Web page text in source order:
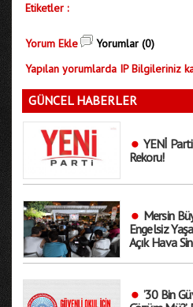
Etiketler :
Yorum Ekle
Yorumlar (0)
Yapılan yorumlarda IP Bilgileriniz
GÜNCEL HABERLER
YENİ
Rekoru!
Mersin
Engelsiz
Açık Hava
’30 Bin